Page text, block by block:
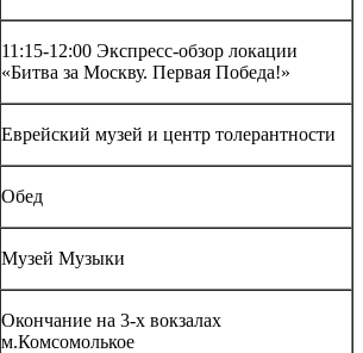
11:15-12:00 Экспресс-обзор локации
«Битва за Москву. Первая Победа!»
Еврейский музей и центр толерантности
Обед
Музей Музыки
Окончание на 3-х вокзалах
м.Комсомолькое